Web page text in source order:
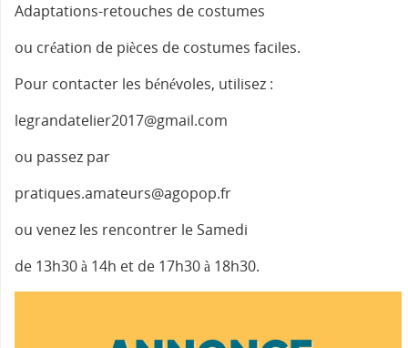
Adaptations-retouches de costumes
ou création de pièces de costumes faciles.
Pour contacter les bénévoles, utilisez :
legrandatelier2017@gmail.com
ou passez par
pratiques.amateurs@agopop.fr
ou venez les rencontrer le Samedi
de 13h30 à 14h et de 17h30 à 18h30.